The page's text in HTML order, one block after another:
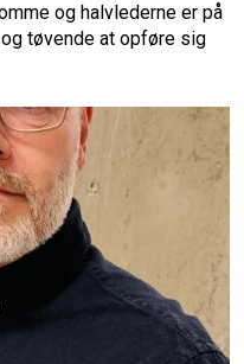
og halvlederne er på
tøvende at opføre sig